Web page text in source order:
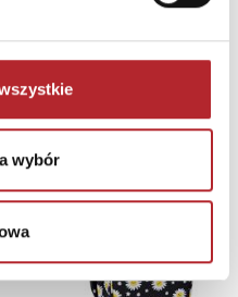
wybór